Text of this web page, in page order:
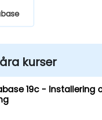
kurser
19c - Installering